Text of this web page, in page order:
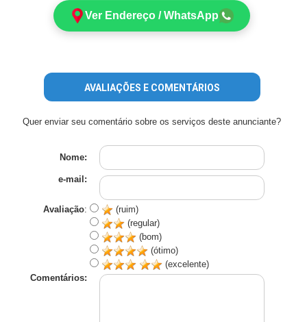
Ver Endereço / WhatsApp
AVALIAÇÕES E COMENTÁRIOS
Quer enviar seu comentário sobre os serviços deste anunciante?
Nome:
e-mail:
Avaliação:
(ruim)
(regular)
(bom)
(ótimo)
(excelente)
Comentários: